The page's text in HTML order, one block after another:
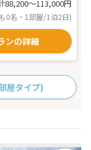
88,200〜113,000円
0名・1部屋/1泊2日)
ンの詳細
屋タイプ)